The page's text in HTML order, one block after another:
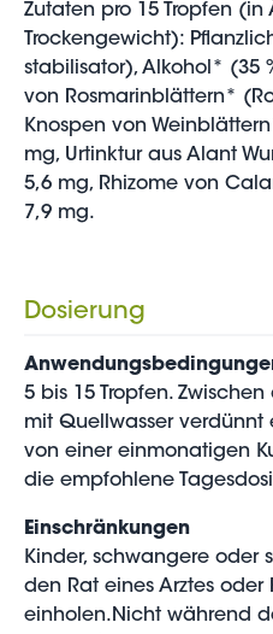
Zutaten pro 15 Tropfen
Trockengewicht):
stabilisator), Alkohol* (35
von Rosmarinblättern*
Knospen von
mg, Urtinktur aus Alant
5,6 mg, Rhizome von
7,9 mg.
Dosierung
5 bis 15 Tropfen.
mit Quellwasser verdünnt
von einer einmonatigen
die empfohlene
Einschränkungen
Kinder, schwangere oder
den Rat eines Arztes
einholen.Nicht während